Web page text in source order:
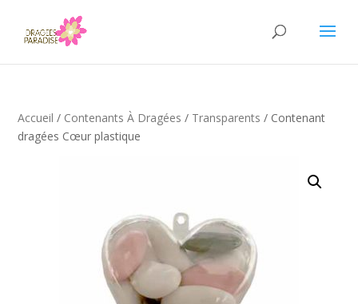
Accueil / Contenants À Dragées / Transparents / Contenant
dragées Cœur plastique